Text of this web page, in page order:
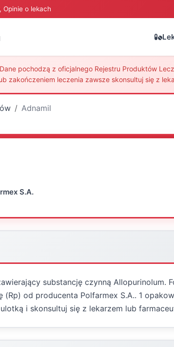
Opinie o lekach
Dane pochodzą z oficjalnego Rejestru Produktów
zakończeniem leczenia zawsze skonsultuj się z
Adnamil
S.A.
substancję czynną Allopurinolum.
(Rp) od producenta Polfarmex S.A.. 1
i skonsultuj się z lekarzem lub